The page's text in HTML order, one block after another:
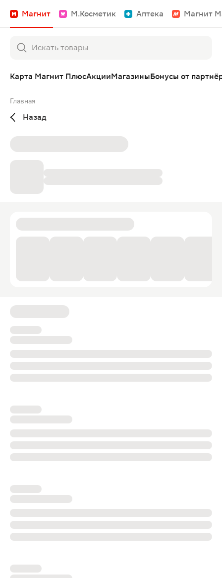
Магнит М.Косметик Аптека Магнит
Карта Магнит ПлюсАкцииМагазиныБонусы от
Главная
Назад